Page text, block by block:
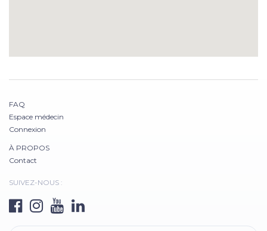
FAQ
Espace médecin
Connexion
À PROPOS
Contact
SUIVEZ-NOUS :